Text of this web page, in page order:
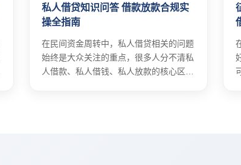
私人借贷知识问答 借款放款合规实
操全指南
在民间资金周转中，私人借贷相关的问题
始终是大众关注的重点，很多人分不清私
人借款、私人借钱、私人放款的核心区